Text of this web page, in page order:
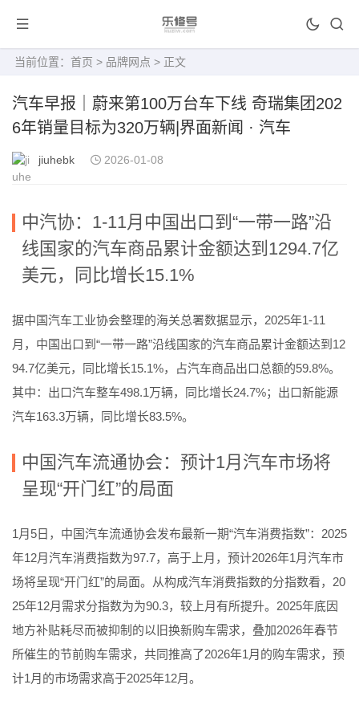
当前位置： 首页 > 品牌网点 > 正文
汽车早报｜蔚来第100万台车下线 奇瑞集团202
6年销量目标为320万辆|界面新闻 · 汽车
jiuhebk 2026-01-08
中汽协：1-11月中国出口到“一带一路”沿
线国家的汽车商品累计金额达到1294.7亿
美元，同比增长15.1%
据中国汽车工业协会整理的海关总署数据显示，2025年1-11
月，中国出口到“一带一路”沿线国家的汽车商品累计金额达到12
94.7亿美元，同比增长15.1%，占汽车商品出口总额的59.8%。
其中：出口汽车整车498.1万辆，同比增长24.7%；出口新能源
汽车163.3万辆，同比增长83.5%。
中国汽车流通协会：预计1月汽车市场将
呈现“开门红”的局面
1月5日，中国汽车流通协会发布最新一期“汽车消费指数”：2025
年12月汽车消费指数为97.7，高于上月，预计2026年1月汽车市
场将呈现“开门红”的局面。从构成汽车消费指数的分指数看，20
25年12月需求分指数为为90.3，较上月有所提升。2025年底因
地方补贴耗尽而被抑制的以旧换新购车需求，叠加2026年春节
所催生的节前购车需求，共同推高了2026年1月的购车需求，预
计1月的市场需求高于2025年12月。